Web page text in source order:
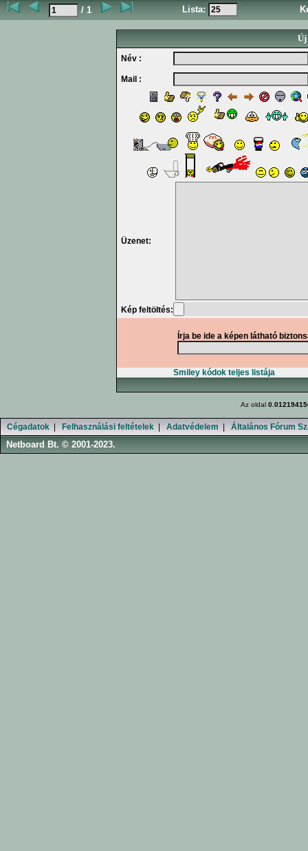
/ 1 Lista:
Új
Név :
Mail :
Üzenet:
Kép feltöltés:
Írja be ide a képen látható
Smiley kódok teljes listája
Az oldal
Cégadatok Felhasználási feltételek Adatvédelem Általános Fórum
Netboard Bt. © 2001-2023.